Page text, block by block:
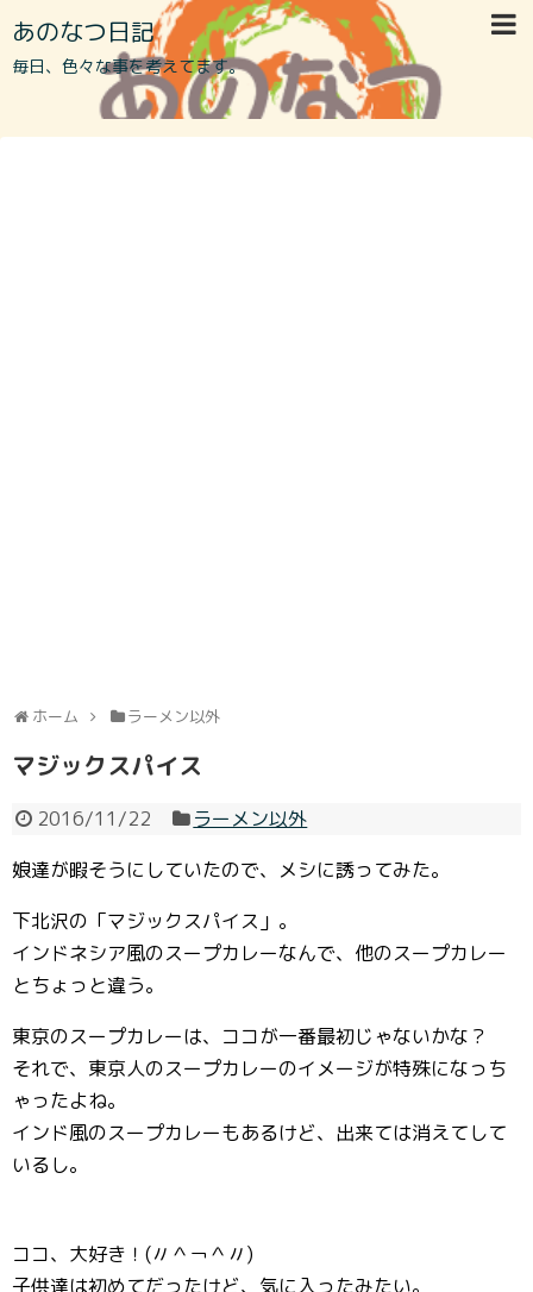
あのなつ日記
毎日、色々な事を考えてます。
ホーム ラーメン以外
マジックスパイス
2016/11/22
ラーメン以外
娘達が暇そうにしていたので、メシに誘ってみた。
下北沢の「マジックスパイス」。
インドネシア風のスープカレーなんで、他のスープカレー
とちょっと違う。
東京のスープカレーは、ココが一番最初じゃないかな？
それで、東京人のスープカレーのイメージが特殊になっち
ゃったよね。
インド風のスープカレーもあるけど、出来ては消えてして
いるし。
ココ、大好き！(〃＾￢＾〃)
子供達は初めてだったけど、気に入ったみたい。